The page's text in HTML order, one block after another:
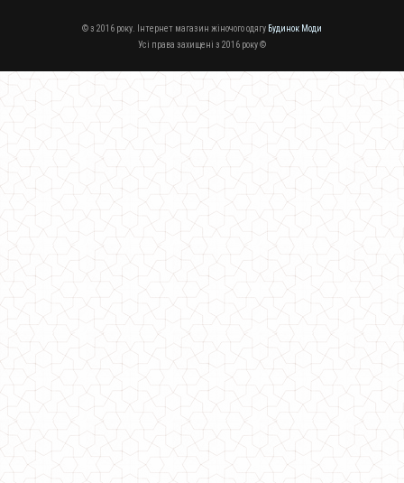
Зимова жіноча подовжена куртка з хутром великого розміру
1490.00грн.
Жіноча подовжена зимова куртка великого розміру
1400.00грн.
© з 2016 року. Інтернет магазин жіночого одягу Будинок Моди
Усі права захищені з 2016 року ©